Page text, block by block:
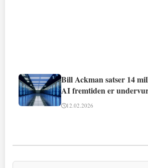
Bill Ackman satser 14
AI fremtiden er
12.02.2026